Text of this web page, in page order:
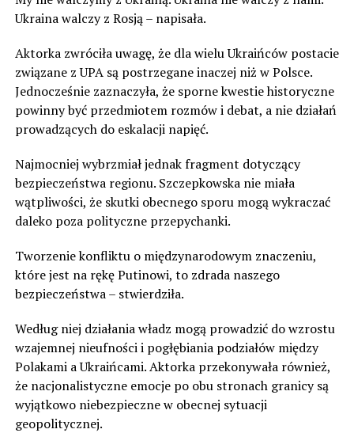
Ukraina walczy z Rosją – napisała.
Aktorka zwróciła uwagę, że dla wielu Ukraińców postacie
związane z UPA są postrzegane inaczej niż w Polsce.
Jednocześnie zaznaczyła, że sporne kwestie historyczne
powinny być przedmiotem rozmów i debat, a nie działań
prowadzących do eskalacji napięć.
Najmocniej wybrzmiał jednak fragment dotyczący
bezpieczeństwa regionu. Szczepkowska nie miała
wątpliwości, że skutki obecnego sporu mogą wykraczać
daleko poza polityczne przepychanki.
Tworzenie konfliktu o międzynarodowym znaczeniu,
które jest na rękę Putinowi, to zdrada naszego
bezpieczeństwa – stwierdziła.
Według niej działania władz mogą prowadzić do wzrostu
wzajemnej nieufności i pogłębiania podziałów między
Polakami a Ukraińcami. Aktorka przekonywała również,
że nacjonalistyczne emocje po obu stronach granicy są
wyjątkowo niebezpieczne w obecnej sytuacji
geopolitycznej.